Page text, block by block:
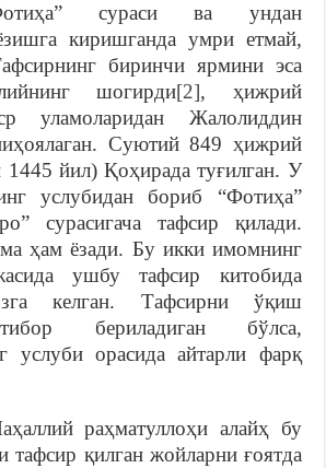
сураси ва ундан
киришганда умри етмай,
биринчи ярмини эса
шогирди[2], ҳижрий
уламоларидан Жалолиддин
Суютий 849 ҳижрий
1445 йил) Қоҳирада туғилган. У
услубидан бориб “Фотиҳа”
сурасигача тафсир қилади.
ҳам ёзади. Бу икки имомнинг
ушбу тафсир китобида
келган. Тафсирни ўқиш
бериладиган бўлса,
услуби орасида айтарли фарқ
раҳматуллоҳи алайҳ бу
тафсир қилган жойларни ғоятда